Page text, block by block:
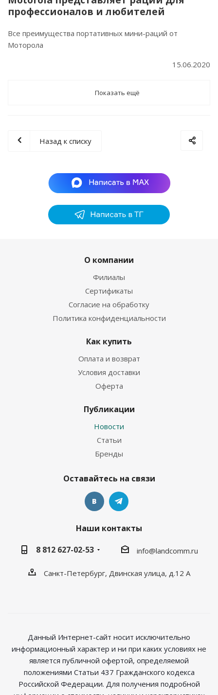
профессионалов и любителей
Все преимущества портативных мини-раций от
Моторола
15.06.2020
Показать ещё
Назад к списку
О компании
Филиалы
Сертификаты
Согласие на обработку
Политика конфиденциальности
Как купить
Оплата и возврат
Условия доставки
Оферта
Публикации
Новости
Статьи
Бренды
Оставайтесь на связи
Наши контакты
8 812 627-02-53
info@landcomm.ru
Санкт-Петербург, Двинская улица, д.12 А
Данный Интернет-сайт носит исключительно
информационный характер и ни при каких условиях не
является публичной офертой, определяемой
положениями Статьи 437 Гражданского кодекса
Российской Федерации. Для получения подробной